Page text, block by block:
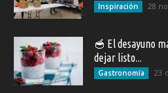
Inspiración 28
🥣 El desayuno
dejar listo...
Gastronomía 23